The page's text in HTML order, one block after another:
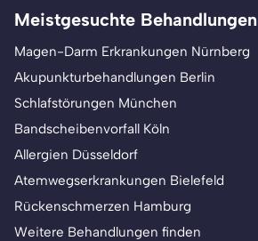
Meistgesuchte Behandlungen
Magen-Darm Erkrankungen Nürnberg
Akupunkturbehandlungen Berlin
Schlafstörungen München
Bandscheibenvorfall Köln
Allergien Düsseldorf
Atemwegserkrankungen Bielefeld
Rückenschmerzen Hamburg
Weitere Behandlungen finden